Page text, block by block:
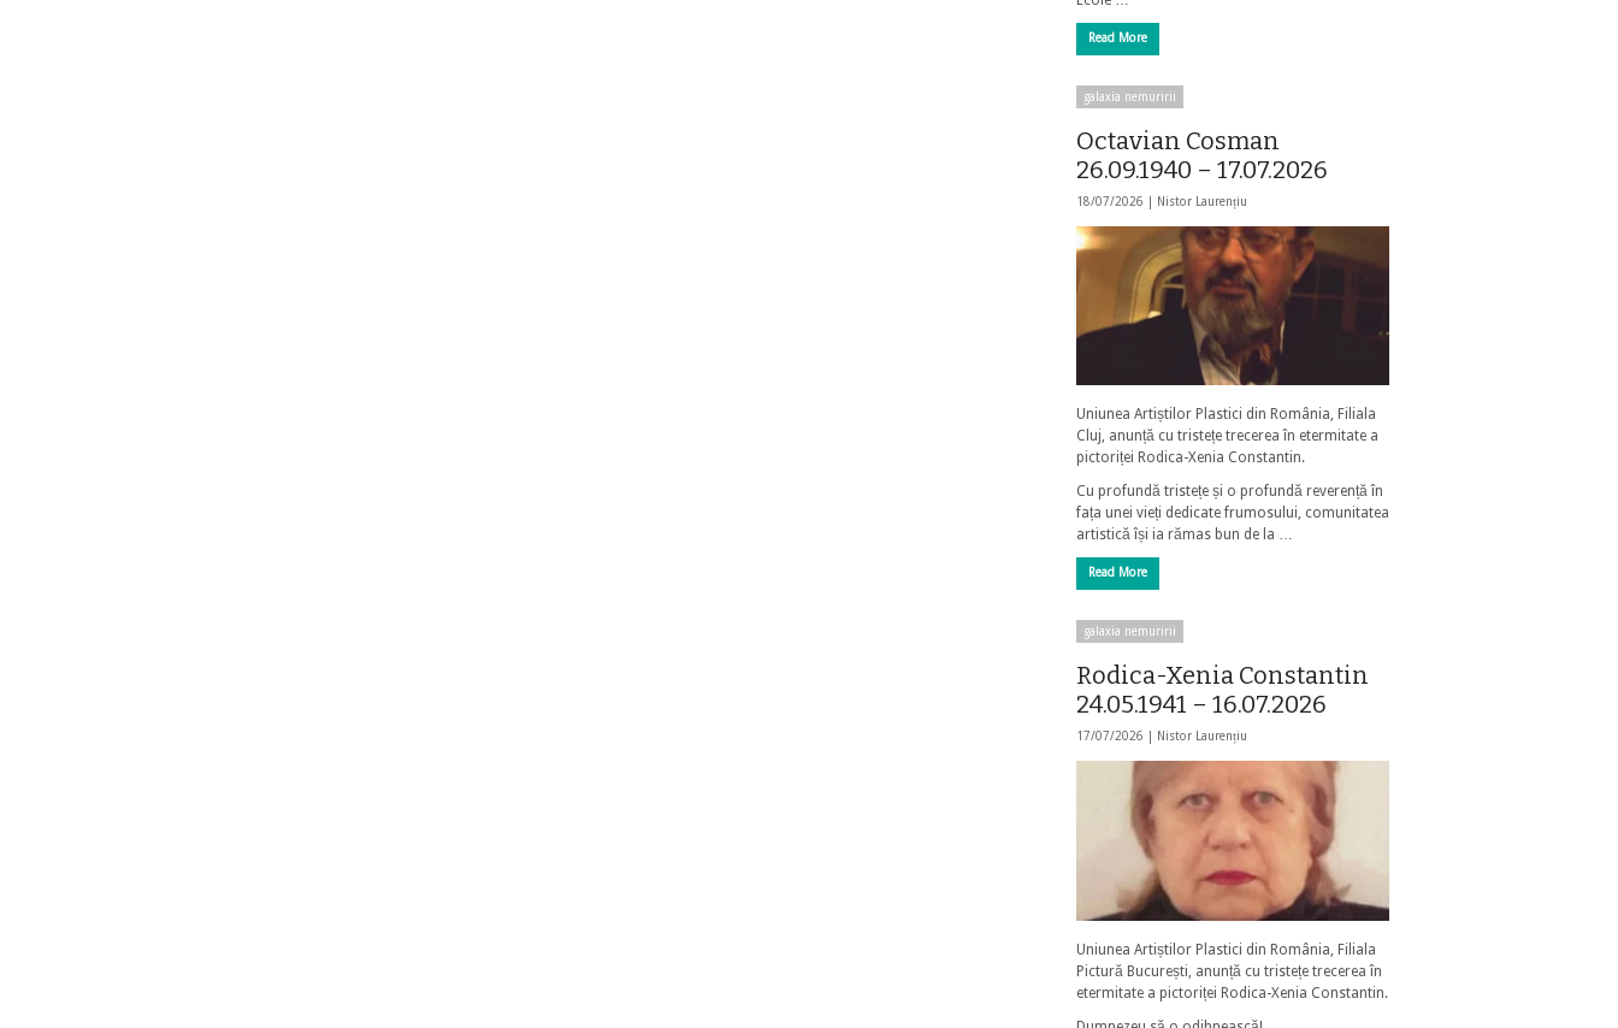
Read More
galaxia nemuririi
Octavian Cosman
26.09.1940 – 17.07.2026
18/07/2026 | Nistor Laurențiu
Uniunea Artiștilor Plastici din România, Filiala
Cluj, anunță cu tristețe trecerea în etermitate a
pictoriței Rodica-Xenia Constantin.
Cu profundă tristețe și o profundă reverență în
fața unei vieți dedicate frumosului, comunitatea
artistică își ia rămas bun de la …
Read More
galaxia nemuririi
Rodica-Xenia Constantin
24.05.1941 – 16.07.2026
17/07/2026 | Nistor Laurențiu
Uniunea Artiștilor Plastici din România, Filiala
Pictură București, anunță cu tristețe trecerea în
etermitate a pictoriței Rodica-Xenia Constantin.